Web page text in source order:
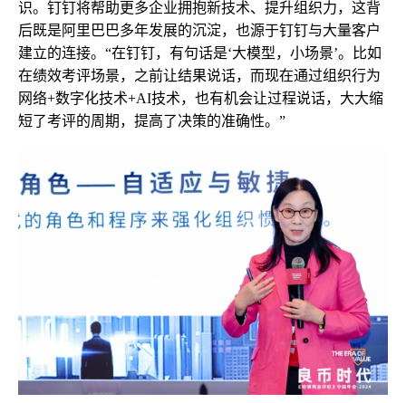
识。钉钉将帮助更多企业拥抱新技术、提升组织力，这背
后既是阿里巴巴多年发展的沉淀，也源于钉钉与大量客户
建立的连接。“在钉钉，有句话是‘大模型，小场景’。比如
在绩效考评场景，之前让结果说话，而现在通过组织行为
网络+数字化技术+AI技术，也有机会让过程说话，大大缩
短了考评的周期，提高了决策的准确性。”